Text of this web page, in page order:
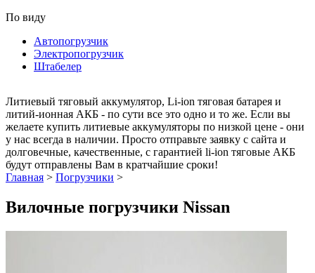
По виду
Автопогрузчик
Электропогрузчик
Штабелер
Литиевый тяговый аккумулятор, Li-ion тяговая батарея и
литий-ионная АКБ - по сути все это одно и то же. Если вы
желаете купить литиевые аккумуляторы по низкой цене - они
у нас всегда в наличии. Просто отправьте заявку с сайта и
долговечные, качественные, с гарантией li-ion тяговые АКБ
будут отправлены Вам в кратчайшие сроки!
Главная > Погрузчики >
Вилочные погрузчики Nissan